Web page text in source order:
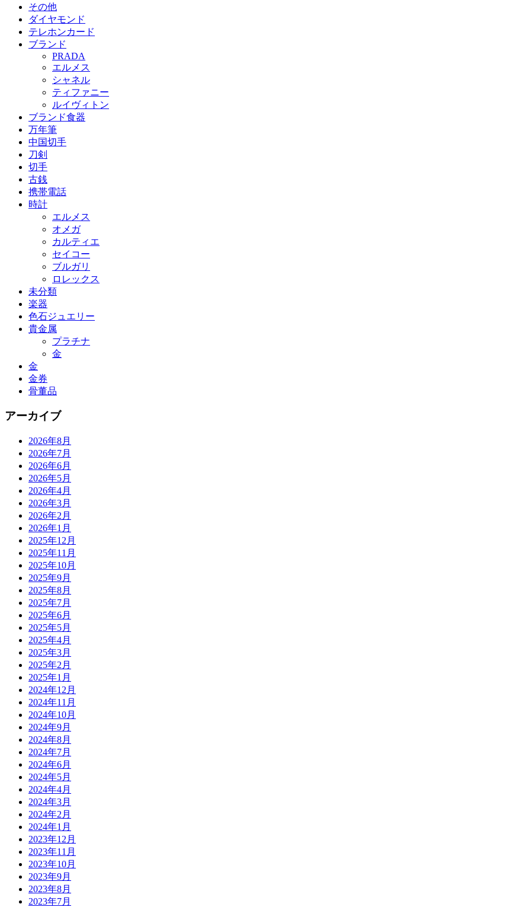
その他
ダイヤモンド
テレホンカード
ブランド
PRADA
エルメス
シャネル
ティファニー
ルイヴィトン
ブランド食器
万年筆
中国切手
刀剣
切手
古銭
携帯電話
時計
エルメス
オメガ
カルティエ
セイコー
ブルガリ
ロレックス
未分類
楽器
色石ジュエリー
貴金属
プラチナ
金
金
金券
骨董品
アーカイブ
2026年8月
2026年7月
2026年6月
2026年5月
2026年4月
2026年3月
2026年2月
2026年1月
2025年12月
2025年11月
2025年10月
2025年9月
2025年8月
2025年7月
2025年6月
2025年5月
2025年4月
2025年3月
2025年2月
2025年1月
2024年12月
2024年11月
2024年10月
2024年9月
2024年8月
2024年7月
2024年6月
2024年5月
2024年4月
2024年3月
2024年2月
2024年1月
2023年12月
2023年11月
2023年10月
2023年9月
2023年8月
2023年7月